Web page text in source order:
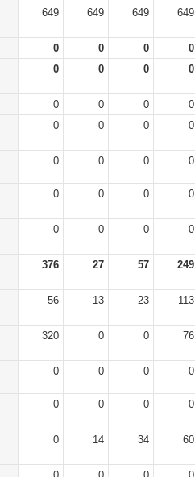
649 649 649 649
0 0 0 0
0 0 0 0
0 0 0 0
0 0 0 0
0 0 0 0
0 0 0 0
0 0 0 0
376 27 57 249
56 13 23 113
320 0 0 76
0 0 0 0
0 0 0 0
0 14 34 60